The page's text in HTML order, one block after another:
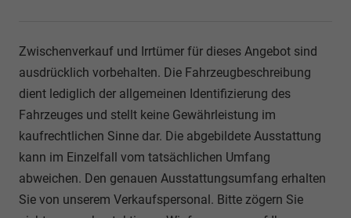
Zwischenverkauf und Irrtümer für dieses Angebot sind
ausdrücklich vorbehalten. Die Fahrzeugbeschreibung
dient lediglich der allgemeinen Identifizierung des
Fahrzeuges und stellt keine Gewährleistung im
kaufrechtlichen Sinne dar. Die abgebildete Ausstattung
kann im Einzelfall vom tatsächlichen Umfang
abweichen. Den genauen Ausstattungsumfang erhalten
Sie von unserem Verkaufspersonal. Bitte zögern Sie